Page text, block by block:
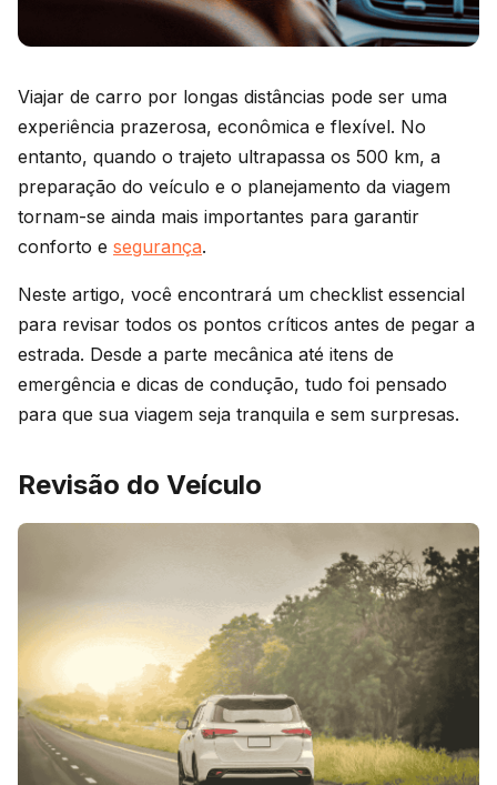
Viajar de carro por longas distâncias pode ser uma
experiência prazerosa, econômica e flexível. No
entanto, quando o trajeto ultrapassa os 500 km, a
preparação do veículo e o planejamento da viagem
tornam-se ainda mais importantes para garantir
conforto e segurança.
Neste artigo, você encontrará um checklist essencial
para revisar todos os pontos críticos antes de pegar a
estrada. Desde a parte mecânica até itens de
emergência e dicas de condução, tudo foi pensado
para que sua viagem seja tranquila e sem surpresas.
Revisão do Veículo